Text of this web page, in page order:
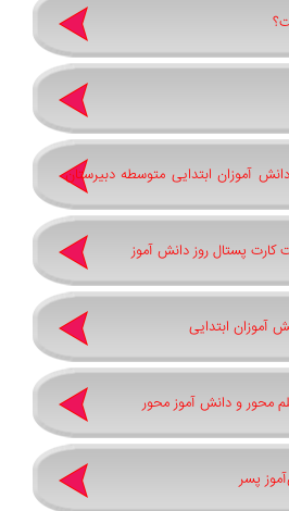
آموزان ابتدایی متوسطه دبیرستان
آموزان ابتدایی
محور و دانش آموز محور
پسر